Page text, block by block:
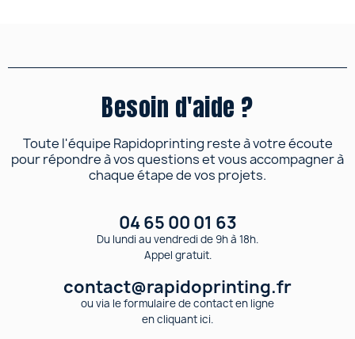
Besoin d'aide ?
Toute l'équipe Rapidoprinting reste à votre écoute
pour répondre à vos questions et vous accompagner à
chaque étape de vos projets.
04 65 00 01 63
Du lundi au vendredi de 9h à 18h.
Appel gratuit.
contact@rapidoprinting.fr
ou via le formulaire de contact en ligne
en cliquant ici.